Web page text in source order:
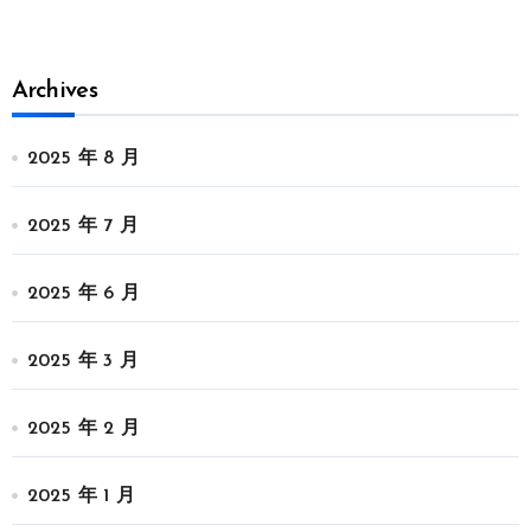
Archives
2025 年 8 月
2025 年 7 月
2025 年 6 月
2025 年 3 月
2025 年 2 月
2025 年 1 月